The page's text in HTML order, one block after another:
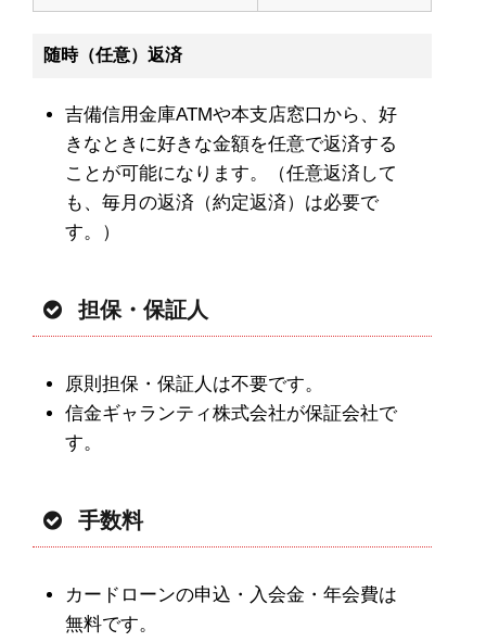
随時（任意）返済
吉備信用金庫ATMや本支店窓口から、好
きなときに好きな金額を任意で返済する
ことが可能になります。（任意返済して
も、毎月の返済（約定返済）は必要で
す。）
担保・保証人
原則担保・保証人は不要です。
信金ギャランティ株式会社が保証会社で
す。
手数料
カードローンの申込・入会金・年会費は
無料です。